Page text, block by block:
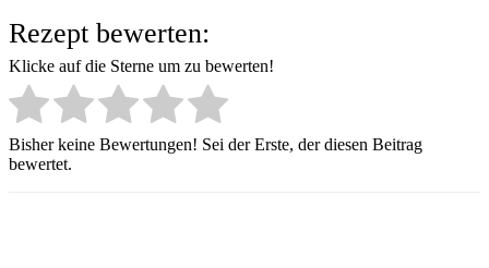
Rezept bewerten:
Klicke auf die Sterne um zu bewerten!
Bisher keine Bewertungen! Sei der Erste, der diesen Beitrag
bewertet.